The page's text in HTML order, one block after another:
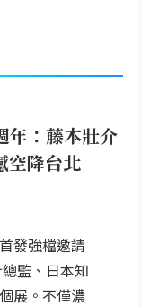
年：藤本壯介
空降台北
發強檔邀請
監、日本知
展。不僅濃